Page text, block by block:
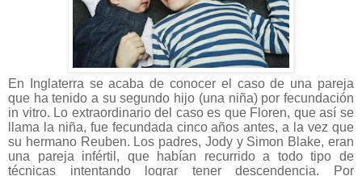
En Inglaterra se acaba de conocer el caso de una pareja
que ha tenido a su segundo hijo (una niña) por fecundación
in vitro. Lo extraordinario del caso es que Floren, que así se
llama la niña, fue fecundada cinco años antes, a la vez que
su hermano Reuben. Los padres, Jody y Simon Blake, eran
una pareja infértil, que habían recurrido a todo tipo de
técnicas intentando lograr tener descendencia. Por